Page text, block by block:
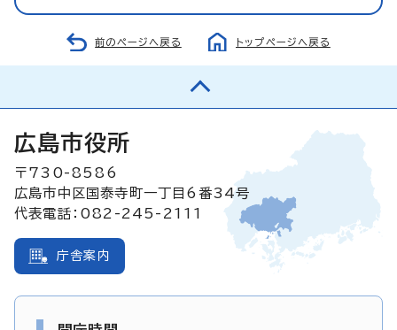
前のページへ戻る トップページへ戻る
広島市役所
〒730-8586
広島市中区国泰寺町一丁目6番34号
代表電話：082-245-2111
庁舎案内